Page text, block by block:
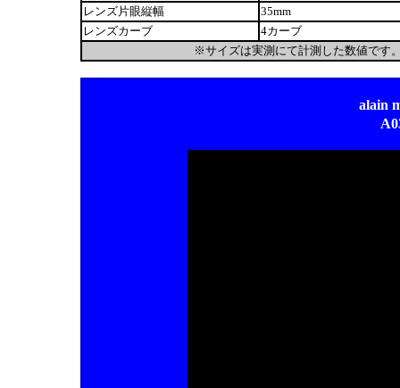
レンズ片眼縦幅
35mm
レンズカーブ
4カーブ
※サイズは実測にて計測した数値です
alain